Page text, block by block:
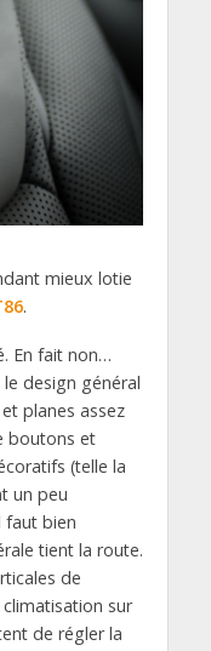
mieux lotie
.
En fait non…
le design général
planes assez
boutons et
(telle la
un peu
faut bien
tient la route.
de
sur
de régler la